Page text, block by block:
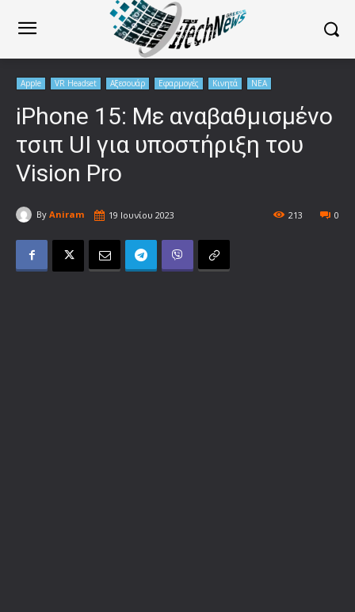
Apple VR Headset Αξεσουάρ Εφαρμογές Κινητά ΝΕΑ
iPhone 15: Με αναβαθμισμένο
τσιπ UI για υποστήριξη του
Vision Pro
By Aniram 19 Ιουνίου 2023 0
213